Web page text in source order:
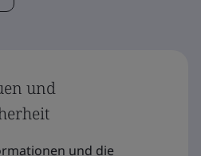
und
und die